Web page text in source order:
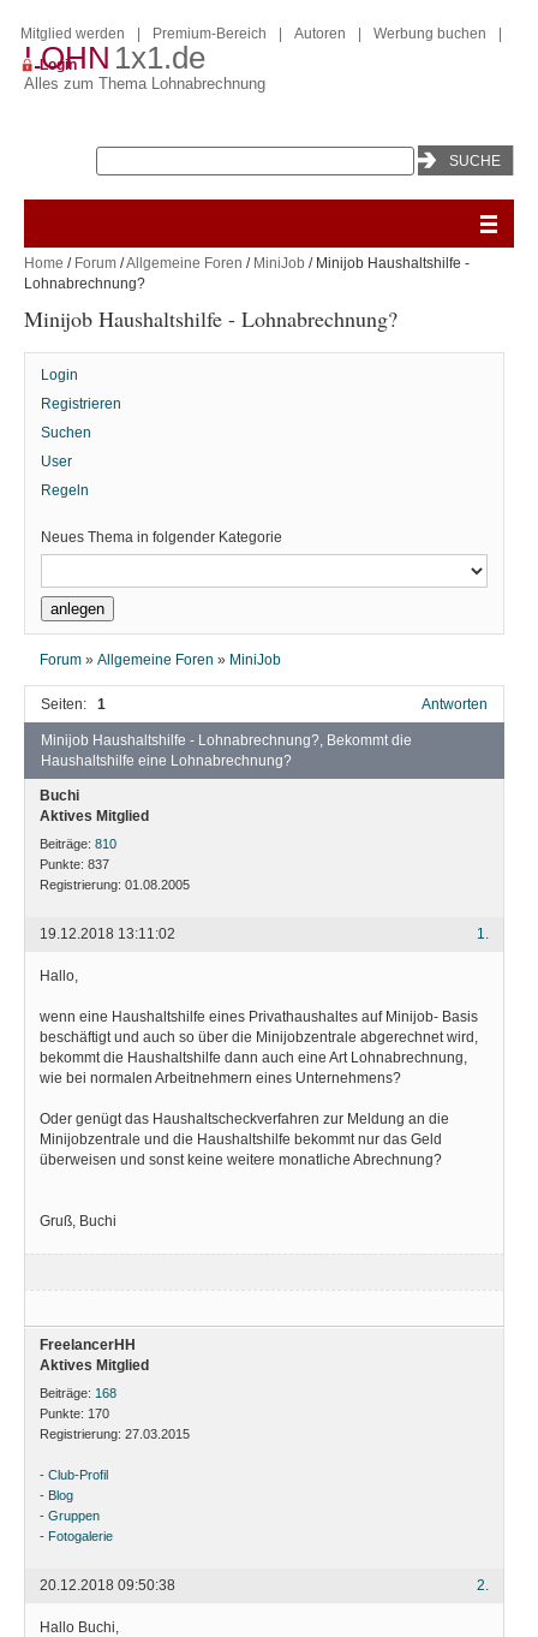
LOHN 1x1.de
Alles zum Thema Lohnabrechnung
Mitglied werden Premium-Bereich Autoren Werbung buchen
Login
Home / Forum /Allgemeine Foren / MiniJob / Minijob Haushaltshilfe -
Lohnabrechnung?
Minijob Haushaltshilfe - Lohnabrechnung?
Login
Registrieren
Suchen
User
Regeln
Neues Thema in folgender Kategorie
Forum »Allgemeine Foren » MiniJob
Seiten: 1 Antworten
Minijob Haushaltshilfe - Lohnabrechnung?, Bekommt die
Haushaltshilfe eine Lohnabrechnung?
Buchi
Aktives Mitglied
Beiträge: 810
Punkte: 837
Registrierung: 01.08.2005
1.
19.12.2018 13:11:02
Hallo,
wenn eine Haushaltshilfe eines Privathaushaltes auf Minijob- Basis
beschäftigt und auch so über die Minijobzentrale abgerechnet wird,
bekommt die Haushaltshilfe dann auch eine Art Lohnabrechnung,
wie bei normalen Arbeitnehmern eines Unternehmens?
Oder genügt das Haushaltscheckverfahren zur Meldung an die
Minijobzentrale und die Haushaltshilfe bekommt nur das Geld
überweisen und sonst keine weitere monatliche Abrechnung?
Gruß, Buchi
FreelancerHH
Aktives Mitglied
Beiträge: 168
Punkte: 170
Registrierung: 27.03.2015
- Club-Profil
- Blog
- Gruppen
- Fotogalerie
2.
20.12.2018 09:50:38
Hallo Buchi,